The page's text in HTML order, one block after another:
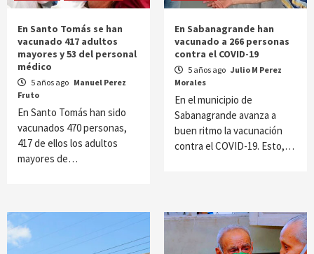
En Santo Tomás se han
vacunado 417 adultos
mayores y 53 del personal
médico
5 años ago Manuel Perez
Fruto
En Santo Tomás han sido
vacunados 470 personas,
417 de ellos los adultos
mayores de…
En Sabanagrande han
vacunado a 266 personas
contra el COVID-19
5 años ago Julio M Perez
Morales
En el municipio de
Sabanagrande avanza a
buen ritmo la vacunación
contra el COVID-19. Esto,…